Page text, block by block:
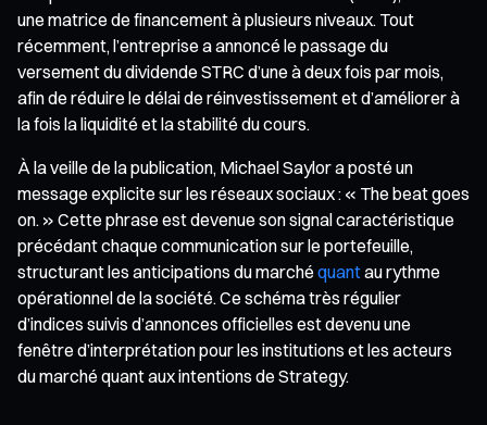
une matrice de financement à plusieurs niveaux. Tout
récemment, l’entreprise a annoncé le passage du
versement du dividende STRC d’une à deux fois par mois,
afin de réduire le délai de réinvestissement et d’améliorer à
la fois la liquidité et la stabilité du cours.
À la veille de la publication, Michael Saylor a posté un
message explicite sur les réseaux sociaux : « The beat goes
on. » Cette phrase est devenue son signal caractéristique
précédant chaque communication sur le portefeuille,
structurant les anticipations du marché quantau rythme
opérationnel de la société. Ce schéma très régulier
d’indices suivis d’annonces officielles est devenu une
fenêtre d’interprétation pour les institutions et les acteurs
du marché quant aux intentions de Strategy.